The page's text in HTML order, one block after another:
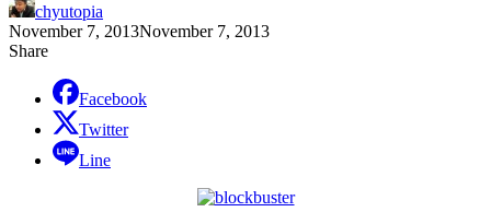
chyutopia
November 7, 2013November 7, 2013
Share
Facebook
Twitter
Line